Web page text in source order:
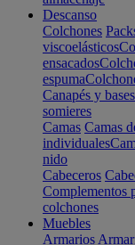
Descanso
Colchones
viscoelásticos
ensacados
espuma
Canapés y bases
somieres
Camas Camas
individuales
nido
Cabeceros
Complementos
colchones
Muebles
Armarios